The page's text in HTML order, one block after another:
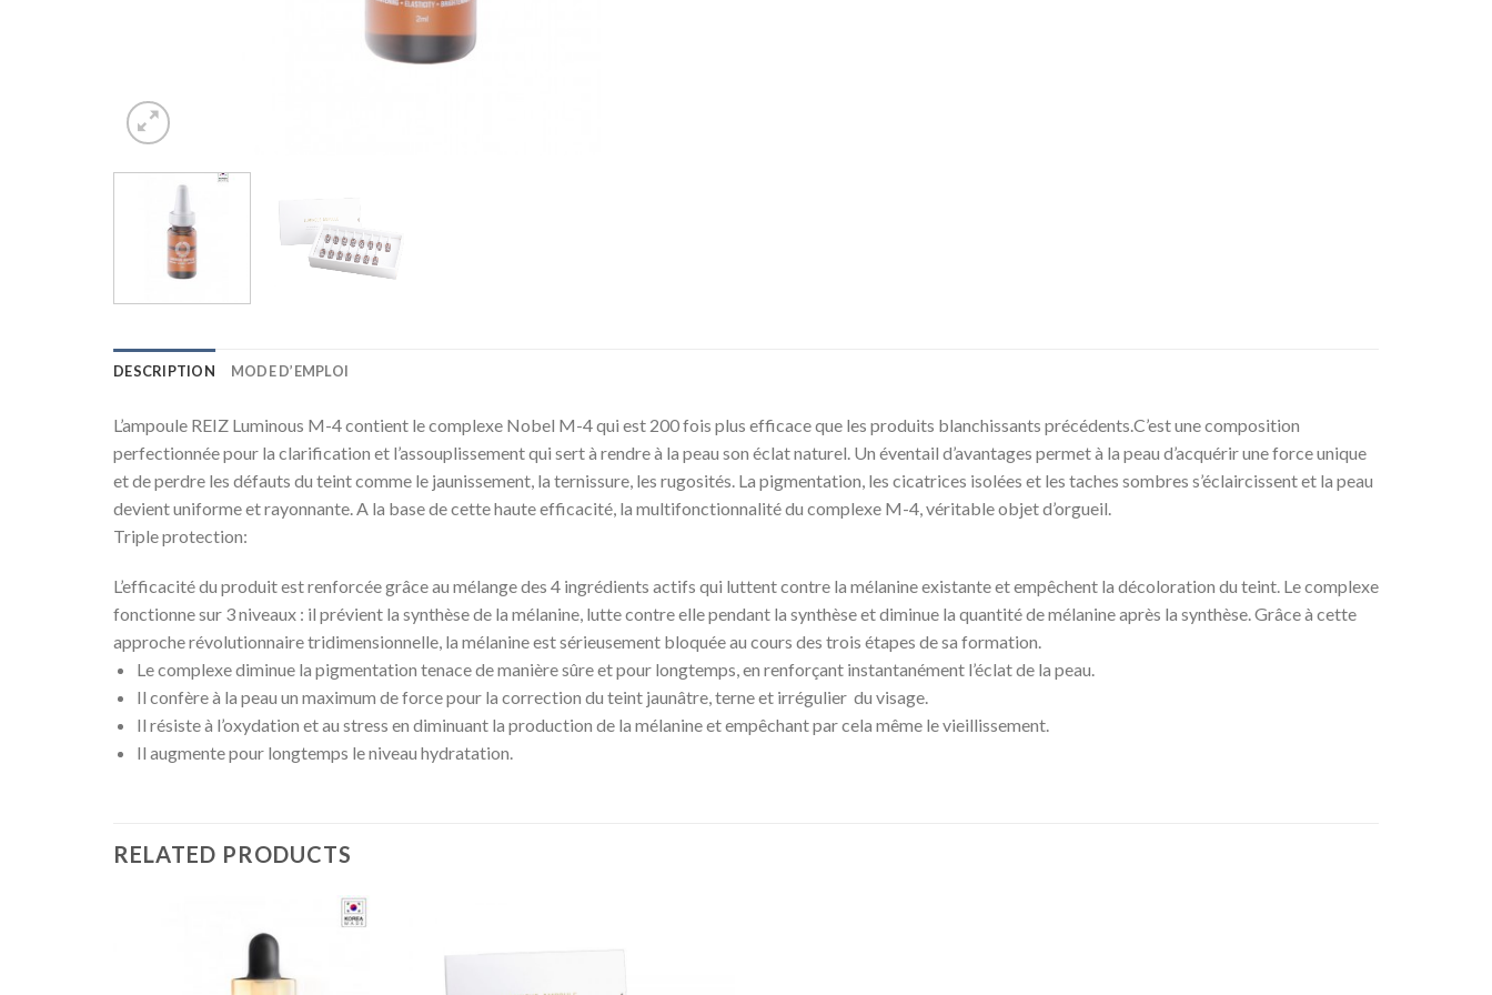
DESCRIPTION MODE D’EMPLOI
L’ampoule REIZ Luminous M-4 contient le complexe Nobel M-4 qui est 200 fois plus efficace que les produits blanchissants précédents.C’est une composition
perfectionnée pour la clarification et l’assouplissement qui sert à rendre à la peau son éclat naturel. Un éventail d’avantages permet à la peau d’acquérir une force unique
et de perdre les défauts du teint comme le jaunissement, la ternissure, les rugosités. La pigmentation, les cicatrices isolées et les taches sombres s’éclaircissent et la peau
devient uniforme et rayonnante. A la base de cette haute efficacité, la multifonctionnalité du complexe M-4, véritable objet d’orgueil.
Triple protection:
L’efficacité du produit est renforcée grâce au mélange des 4 ingrédients actifs qui luttent contre la mélanine existante et empêchent la décoloration du teint. Le complexe
fonctionne sur 3 niveaux : il prévient la synthèse de la mélanine, lutte contre elle pendant la synthèse et diminue la quantité de mélanine après la synthèse. Grâce à cette
approche révolutionnaire tridimensionnelle, la mélanine est sérieusement bloquée au cours des trois étapes de sa formation.
Le complexe diminue la pigmentation tenace de manière sûre et pour longtemps, en renforçant instantanément l’éclat de la peau.
Il confère à la peau un maximum de force pour la correction du teint jaunâtre, terne et irrégulier du visage.
Il résiste à l’oxydation et au stress en diminuant la production de la mélanine et empêchant par cela même le vieillissement.
Il augmente pour longtemps le niveau hydratation.
RELATED PRODUCTS